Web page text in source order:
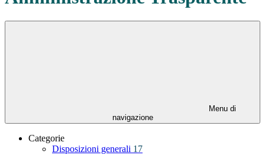
Menu di
navigazione
Categorie
Disposizioni generali 17